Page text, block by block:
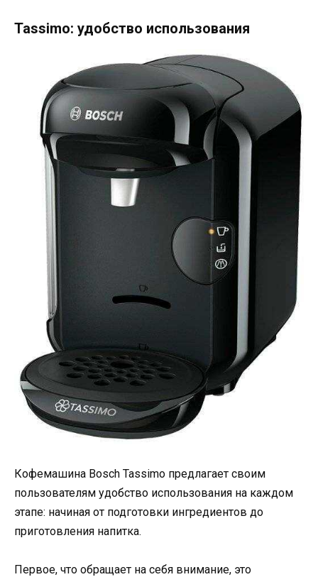
Tassimo: удобство использования
Кофемашина Bosch Tassimo предлагает своим
пользователям удобство использования на каждом
этапе: начиная от подготовки ингредиентов до
приготовления напитка.
Первое, что обращает на себя внимание, это